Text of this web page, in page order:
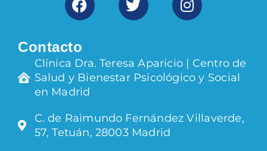
Contacto
Clínica Dra. Teresa Aparicio | Centro de
Salud y Bienestar Psicológico y Social
en Madrid
C. de Raimundo Fernández Villaverde,
57, Tetuán, 28003 Madrid